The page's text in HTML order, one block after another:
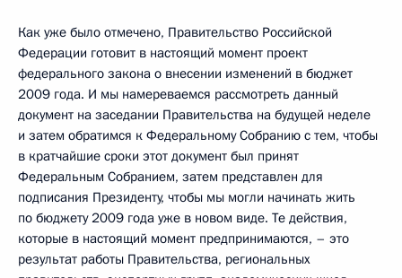
Как уже было отмечено, Правительство Российской
Федерации готовит в настоящий момент проект
федерального закона о внесении изменений в бюджет
2009 года. И мы намереваемся рассмотреть данный
документ на заседании Правительства на будущей неделе
и затем обратимся к Федеральному Собранию с тем, чтобы
в кратчайшие сроки этот документ был принят
Федеральным Собранием, затем представлен для
подписания Президенту, чтобы мы могли начинать жить
по бюджету 2009 года уже в новом виде. Те действия,
которые в настоящий момент предпринимаются, – это
результат работы Правительства, региональных